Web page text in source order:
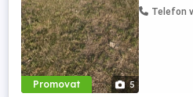
Promovat 5
Telefon